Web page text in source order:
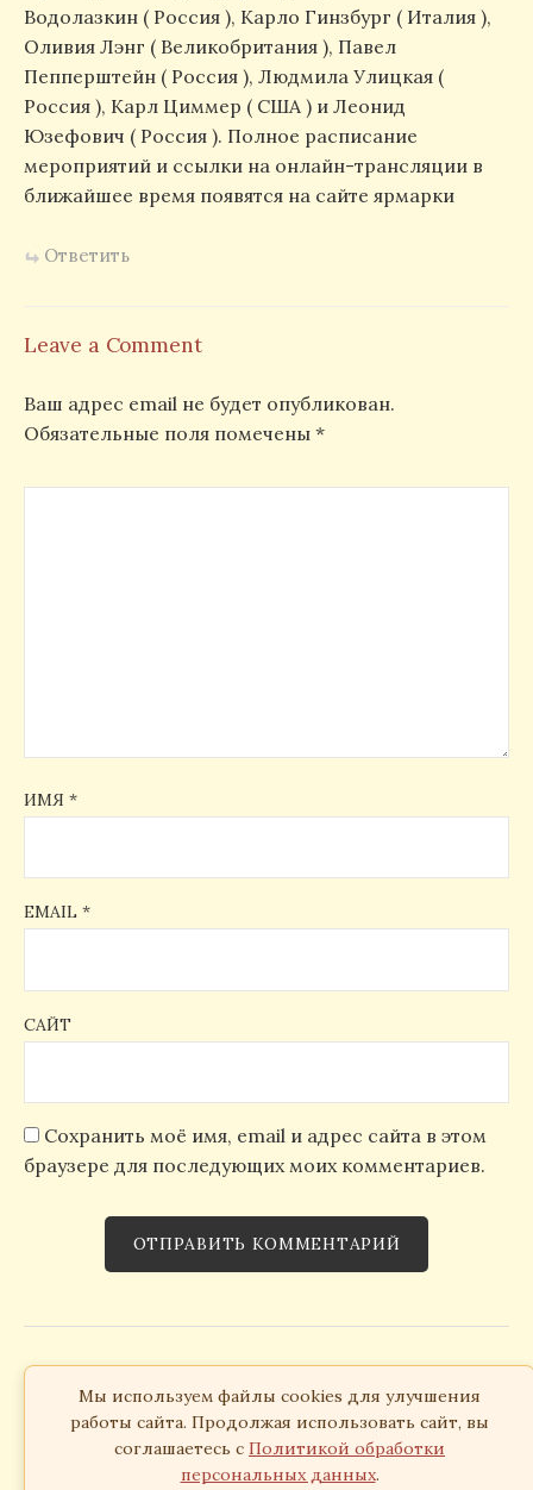
Водолазкин ( Россия ), Карло Гинзбург ( Италия ),
Оливия Лэнг ( Великобритания ), Павел
Пепперштейн ( Россия ), Людмила Улицкая (
Россия ), Карл Циммер ( США ) и Леонид
Юзефович ( Россия ). Полное расписание
мероприятий и ссылки на онлайн-трансляции в
ближайшее время появятся на сайте ярмарки
Ответить
Leave a Comment
Ваш адрес email не будет опубликован.
Обязательные поля помечены *
ИМЯ *
EMAIL *
САЙТ
Сохранить моё имя, email и адрес сайта в этом
браузере для последующих моих комментариев.
Издательство «Симпозиум», 2026
Согласие на обработку персональных данных
Мы используем файлы cookies для улучшения
работы сайта. Продолжая использовать сайт, вы
соглашаетесь с Политикой обработки
персональных данных.